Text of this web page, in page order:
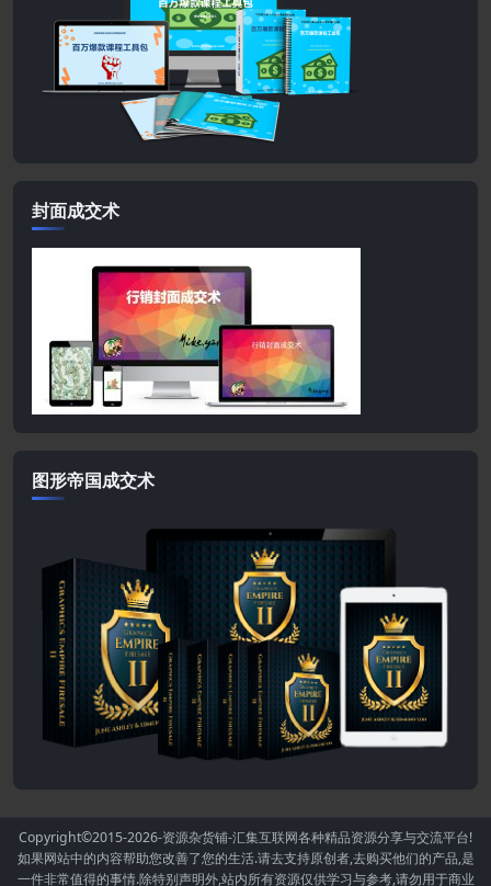
封面成交术
图形帝国成交术
Copyright©2015-2026-资源杂货铺-汇集互联网各种精品资源分享与交流平台!
如果网站中的内容帮助您改善了您的生活.请去支持原创者,去购买他们的产品,是
一件非常值得的事情.除特别声明外,站内所有资源仅供学习与参考,请勿用于商业